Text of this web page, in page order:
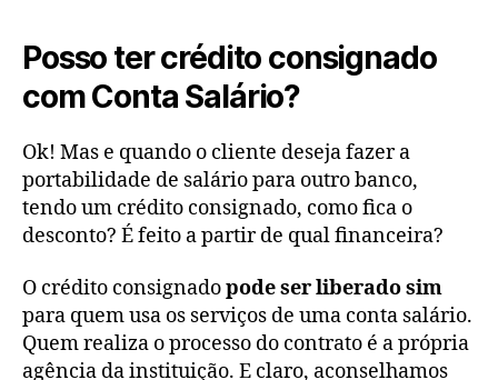
Posso ter crédito consignado
com Conta Salário?
Ok! Mas e quando o cliente deseja fazer a
portabilidade de salário para outro banco,
tendo um crédito consignado, como fica o
desconto? É feito a partir de qual financeira?
O crédito consignadopode ser liberado sim
para quem usa os serviços de uma conta salário.
Quem realiza o processo do contrato é a própria
agência da instituição. E claro, aconselhamos